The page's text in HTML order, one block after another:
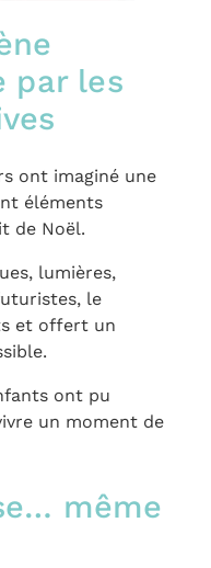
par les
ont imaginé une
éléments
de Noël.
lumières,
le
et offert un
ont pu
un moment de
même